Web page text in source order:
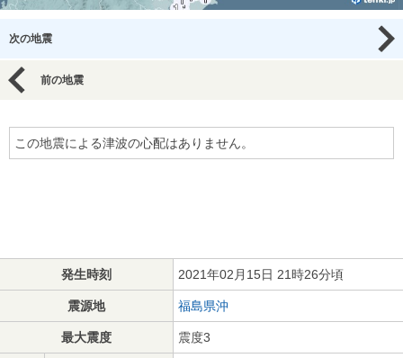
次の地震
前の地震
この地震による津波の心配はありません。
発生時刻 2021年02月15日 21時26分頃
震源地 福島県沖
最大震度 震度3